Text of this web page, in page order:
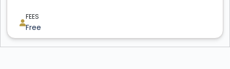
FEES
Free